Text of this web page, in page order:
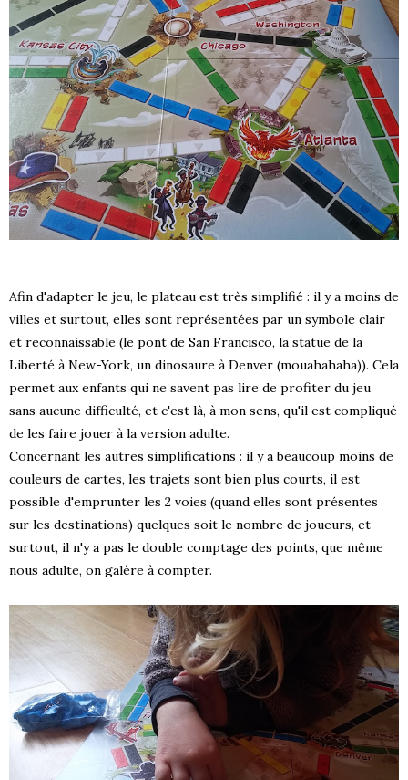
Afin d'adapter le jeu, le plateau est très simplifié : il y a moins de
villes et surtout, elles sont représentées par un symbole clair
et reconnaissable (le pont de San Francisco, la statue de la
Liberté à New-York, un dinosaure à Denver (mouahahaha)). Cela
permet aux enfants qui ne savent pas lire de profiter du jeu
sans aucune difficulté, et c'est là, à mon sens, qu'il est compliqué
de les faire jouer à la version adulte.
Concernant les autres simplifications : il y a beaucoup moins de
couleurs de cartes, les trajets sont bien plus courts, il est
possible d'emprunter les 2 voies (quand elles sont présentes
sur les destinations) quelques soit le nombre de joueurs, et
surtout, il n'y a pas le double comptage des points, que même
nous adulte, on galère à compter.